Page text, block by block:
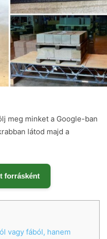
meg minket a Google-ban
látod majd a
forrásként
vagy fából, hanem